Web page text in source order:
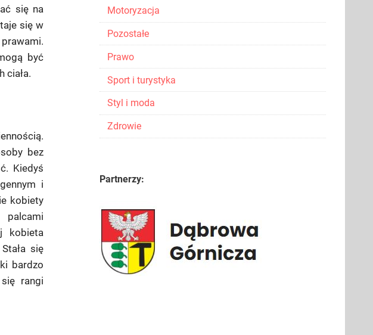
się na
się w
być
ciała.
bez
Kiedyś
i
kobiety
kobieta
się
bardzo
rangi
Motoryzacja
Pozostałe
Prawo
Sport i turystyka
Styl i moda
Zdrowie
Partnerzy: